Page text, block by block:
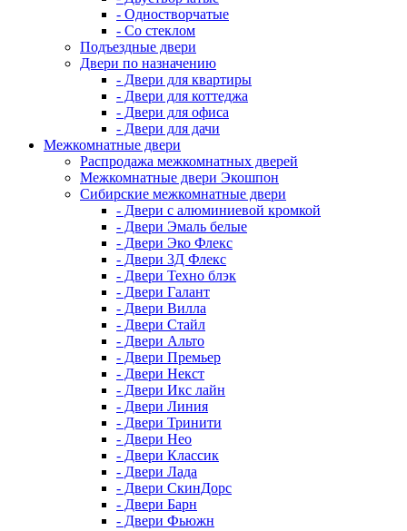
- Одностворчатые
- Со стеклом
Подъездные двери
Двери по назначению
- Двери для квартиры
- Двери для коттеджа
- Двери для офиса
- Двери для дачи
Межкомнатные двери
Распродажа межкомнатных дверей
Межкомнатные двери Экошпон
Сибирские межкомнатные двери
- Двери с алюминиевой кромкой
- Двери Эмаль белые
- Двери Эко Флекс
- Двери 3Д Флекс
- Двери Техно блэк
- Двери Галант
- Двери Вилла
- Двери Стайл
- Двери Альто
- Двери Премьер
- Двери Некст
- Двери Икс лайн
- Двери Линия
- Двери Тринити
- Двери Нео
- Двери Классик
- Двери Лада
- Двери СкинДорс
- Двери Барн
- Двери Фьюжн